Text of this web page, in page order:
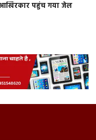
पहुंच गया जेल